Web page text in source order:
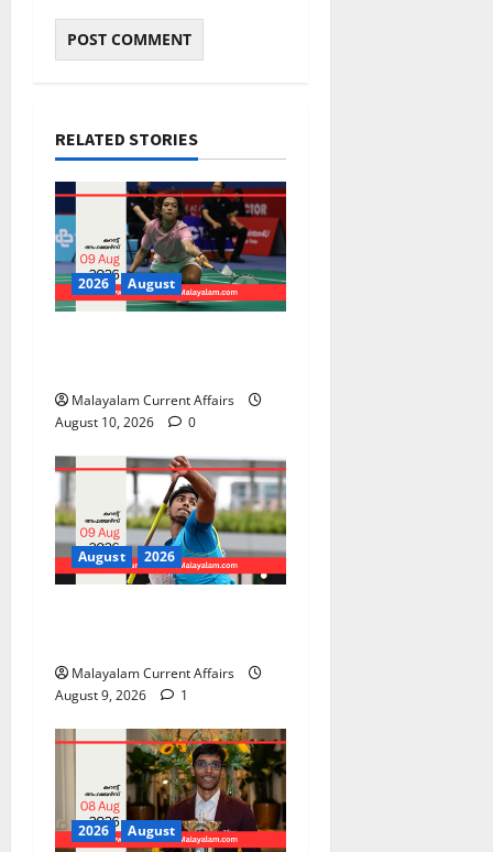
RELATED STORIES
2026 August
Malayalam Current Affairs
August 10, 2026
0
August 2026
Malayalam Current Affairs
August 9, 2026
1
2026 August